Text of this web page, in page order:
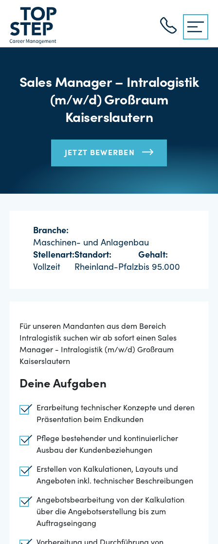
Sales Manager – Intralogistik
(m/w/d) Großraum
Kaiserslautern
JETZT BEWERBEN
Branche:
Maschinen- und Anlagenbau
Stellenart:
Vollzeit
Standort:
Rheinland-Pfalz
Gehalt:
bis 95.000
Für unseren Mandanten aus dem Bereich
Intralogistik suchen wir ab sofort einen Sales
Manager - Intralogistik (m/w/d) Großraum
Kaiserslautern
Deine Aufgaben
Erarbeitung technischer Konzepte und deren
Präsentation beim Endkunden
Pflege bestehender und kontinuierlicher
Ausbau der Kundenbeziehungen
Erstellen von Kalkulationen, Layouts und
Angeboten inkl. technischer Beschreibungen
Angebotsbearbeitung von der Kalkulation
über die Angebotserstellung bis zum
Auftragseingang